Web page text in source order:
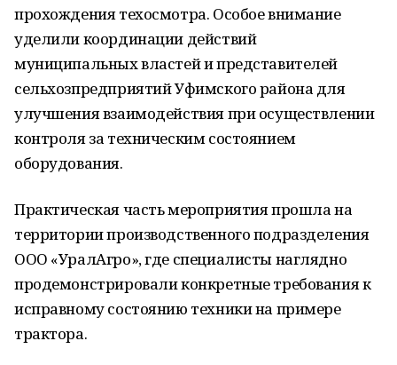
прохождения техосмотра. Особое внимание
уделили координации действий
муниципальных властей и представителей
сельхозпредприятий Уфимского района для
улучшения взаимодействия при осуществлении
контроля за техническим состоянием
оборудования.
Практическая часть мероприятия прошла на
территории производственного подразделения
ООО «УралАгро», где специалисты наглядно
продемонстрировали конкретные требования к
исправному состоянию техники на примере
трактора.